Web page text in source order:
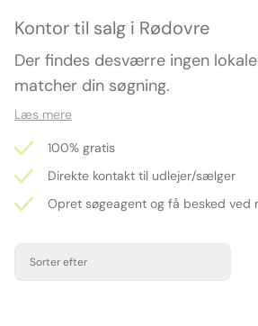
Kontor til salg i Rødovre
Der findes desværre ingen
matcher din søgning.
Læs mere
100% gratis
Direkte kontakt til udlejer/sælger
Opret søgeagent og få besked ved
Sorter efter